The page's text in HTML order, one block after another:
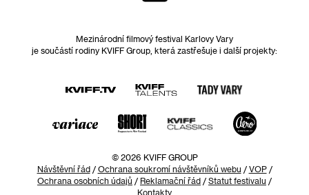
Mezinárodní filmový festival Karlovy Vary
je součástí rodiny KVIFF Group, která zastřešuje i další projekty:
© 2026 KVIFF GROUP
Návštěvní řád/ Ochrana soukromí návštěvníků webu / VOP/
Ochrana osobních údajů / Reklamační řád / Statut festivalu /
Kontakty